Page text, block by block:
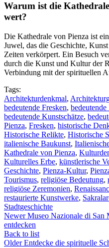
Warum ist die
wert?
Die Kathedrale von Pienza ist
Juwel, das die Geschichte,
Zeiten verkörpert. Ein Besuch
durch die Kunst und Kultur der
Verbindung mit der spirituellen
Tags:
Architekturdenkmal,
bedeutende Fresken,
bedeutende Kunstschätze,
Pienza, Fresken, historische
Historische Relikte, Historische
italienische Baukunst,
Kathedrale von Pienza,
Kulturelles Erbe, künstlerische
Geschichte, Pienza-Kultur,
Tourismus, religiöse Bedeutung,
religiöse Zeremonien,
restaurierte Kunstwerke,
Stadtgeschichte
Newer Museo Nazionale di San
entdecken
Back to list
Older Entdecke die spirituelle